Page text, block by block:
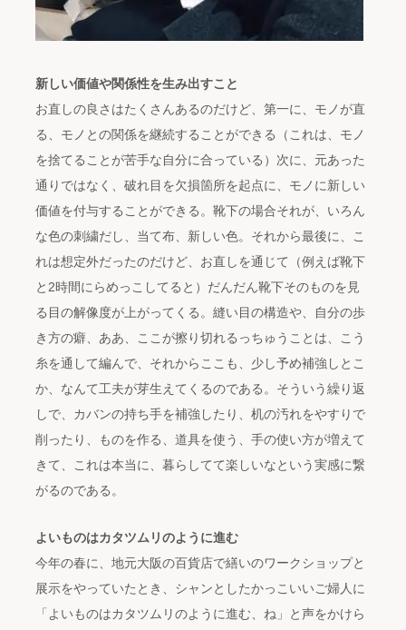
新しい価値や関係性を生み出すこと
お直しの良さはたくさんあるのだけど、第一に、モノが直
る、モノとの関係を継続することができる（これは、モノ
を捨てることが苦手な自分に合っている）次に、元あった
通りではなく、破れ目を欠損箇所を起点に、モノに新しい
価値を付与することができる。靴下の場合それが、いろん
な色の刺繍だし、当て布、新しい色。それから最後に、こ
れは想定外だったのだけど、お直しを通じて（例えば靴下
と2時間にらめっこしてると）だんだん靴下そのものを見
る目の解像度が上がってくる。縫い目の構造や、自分の歩
き方の癖、ああ、ここが擦り切れるっちゅうことは、こう
糸を通して編んで、それからここも、少し予め補強しとこ
か、なんて工夫が芽生えてくるのである。そういう繰り返
しで、カバンの持ち手を補強したり、机の汚れをやすりで
削ったり、ものを作る、道具を使う、手の使い方が増えて
きて、これは本当に、暮らしてて楽しいなという実感に繋
がるのである。
よいものはカタツムリのように進む
今年の春に、地元大阪の百貨店で繕いのワークショップと
展示をやっていたとき、シャンとしたかっこいいご婦人に
「よいものはカタツムリのように進む、ね」と声をかけら